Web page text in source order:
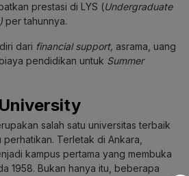
prestasi di LYS (Undergraduate
per tahunnya.
dari financial support, asrama, uang
pendidikan untuk Summer
salah satu universitas terbaik
Terletak di Ankara,
kampus pertama yang membuka
1958. Bukan hanya itu, beberapa